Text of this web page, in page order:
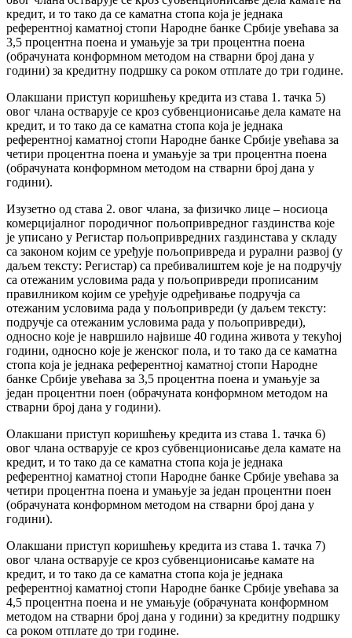
кредит, и то тако да се каматна стопа која је једнака
референтној каматној стопи Народне банке Србије увећава за
3,5 процентна поена и умањује за три процентна поена
(обрачуната конформном методом на стварни број дана у
години) за кредитну подршку са роком отплате до три године.
Олакшани приступ коришћењу кредита из става 1. тачка 5)
овог члана остварује се кроз субвенционисање дела камате на
кредит, и то тако да се каматна стопа која је једнака
референтној каматној стопи Народне банке Србије увећава за
четири процентна поена и умањује за три процентна поена
(обрачуната конформном методом на стварни број дана у
години).
Изузетно од става 2. овог члана, за физичко лице – носиоца
комерцијалног породичног пољопривредног газдинства које
је уписано у Регистар пољопривредних газдинстава у складу
са законом којим се уређује пољопривреда и рурални развој (у
даљем тексту: Регистар) са пребивалиштем које је на подручју
са отежаним условима рада у пољопривреди прописаним
правилником којим се уређује одређивање подручја са
отежаним условима рада у пољопривреди (у даљем тексту:
подручје са отежаним условима рада у пољопривреди),
односно које је навршило највише 40 година живота у текућој
години, односно које је женског пола, и то тако да се каматна
стопа која је једнака референтној каматној стопи Народне
банке Србије увећава за 3,5 процентна поена и умањује за
један процентни поен (обрачуната конформном методом на
стварни број дана у години).
Олакшани приступ коришћењу кредита из става 1. тачка 6)
овог члана остварује се кроз субвенционисање дела камате на
кредит, и то тако да се каматна стопа која је једнака
референтној каматној стопи Народне банке Србије увећава за
четири процентна поена и умањује за један процентни поен
(обрачуната конформном методом на стварни број дана у
години).
Олакшани приступ коришћењу кредита из става 1. тачка 7)
овог члана остварује се кроз субвенционисање камате на
кредит, и то тако да се каматна стопа која је једнака
референтној каматној стопи Народне банке Србије увећава за
4,5 процентна поена и не умањује (обрачуната конформном
методом на стварни број дана у години) за кредитну подршку
са роком отплате до три године.